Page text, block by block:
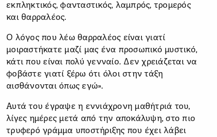
εκπληκτικός, φανταστικός, λαμπρός, τρομερός
και θαρραλέος.
Ο λόγος που λέω θαρραλέος είναι γιατί
μοιραστήκατε μαζί μας ένα προσωπικό μυστικό,
κάτι που είναι πολύ γενναίο. Δεν χρειάζεται να
φοβάστε γιατί ξέρω ότι όλοι στην τάξη
αισθάνονται όπως εγώ».
Αυτά του έγραψε η εννιάχρονη μαθήτριά του,
λίγες ημέρες μετά από την αποκάλυψη, στο πιο
τρυφερό γράμμα υποστήριξης που έχει λάβει